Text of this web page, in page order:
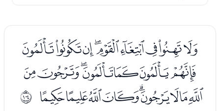
ﮬﮭﮮﮯﮰﮱﯓﯔﯕ
ﯖﯗﯘﯙﯚﯛﯜ
ﯝﯞﯟﯠﯡﯢﯣﯤﯥ ﱧ